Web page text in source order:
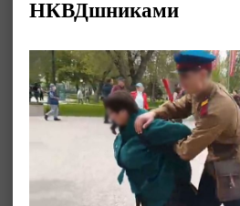
НКВДшниками